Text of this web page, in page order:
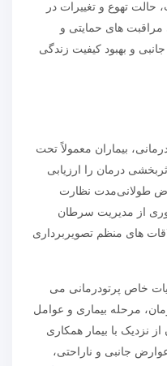
تهوع و تغییرات در
های حمایتی و
و بهبود کیفیت زندگی
بیماران معمولاً تحت
درمان را ارزیابی
طولانی‌مدت نظارت
از مدیریت سرطان
های منظم تصویربرداری
خاص پرتودرمانی می
مرحله بیماری و عوامل
نزدیک با بیمار همکاری
جانبی و ناراحتی،